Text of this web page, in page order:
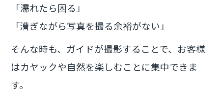
「濡れたら困る」
「漕ぎながら写真を撮る余裕がない」
そんな時も、ガイドが撮影することで、お客様
はカヤックや自然を楽しむことに集中できま
す。